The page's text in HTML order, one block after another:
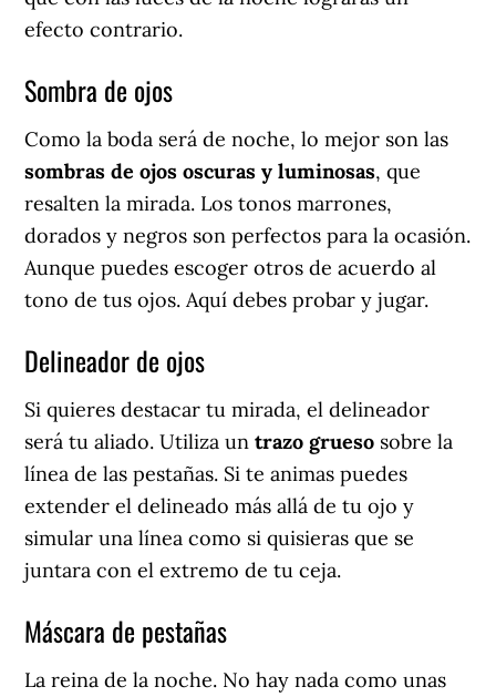
efecto contrario.
Sombra de ojos
Como la boda será de noche, lo mejor son las
sombras de ojos oscuras y luminosas, que
resalten la mirada. Los tonos marrones,
dorados y negros son perfectos para la ocasión.
Aunque puedes escoger otros de acuerdo al
tono de tus ojos. Aquí debes probar y jugar.
Delineador de ojos
Si quieres destacar tu mirada, el delineador
será tu aliado. Utiliza untrazo grueso sobre la
línea de las pestañas. Si te animas puedes
extender el delineado más allá de tu ojo y
simular una línea como si quisieras que se
juntara con el extremo de tu ceja.
Máscara de pestañas
La reina de la noche. No hay nada como unas